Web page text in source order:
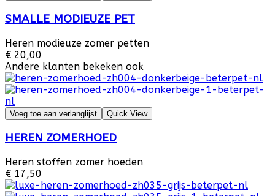
SMALLE MODIEUZE PET
Heren modieuze zomer petten
€ 20,00
Andere klanten bekeken ook
Voeg toe aan verlanglijst Quick View
HEREN ZOMERHOED
Heren stoffen zomer hoeden
€ 17,50